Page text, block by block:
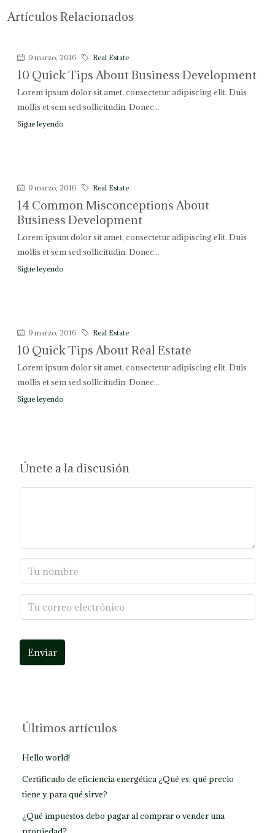
Artículos Relacionados
9 marzo, 2016 Real Estate
10 Quick Tips About Business Development
Lorem ipsum dolor sit amet, consectetur adipiscing elit. Duis
mollis et sem sed sollicitudin. Donec...
Sigue leyendo
9 marzo, 2016 Real Estate
14 Common Misconceptions About
Business Development
Lorem ipsum dolor sit amet, consectetur adipiscing elit. Duis
mollis et sem sed sollicitudin. Donec...
Sigue leyendo
9 marzo, 2016 Real Estate
10 Quick Tips About Real Estate
Lorem ipsum dolor sit amet, consectetur adipiscing elit. Duis
mollis et sem sed sollicitudin. Donec...
Sigue leyendo
Únete a la discusión
Enviar
Últimos artículos
Hello world!
Certificado de eficiencia energética ¿Qué es, qué precio
tiene y para qué sirve?
¿Qué impuestos debo pagar al comprar o vender una